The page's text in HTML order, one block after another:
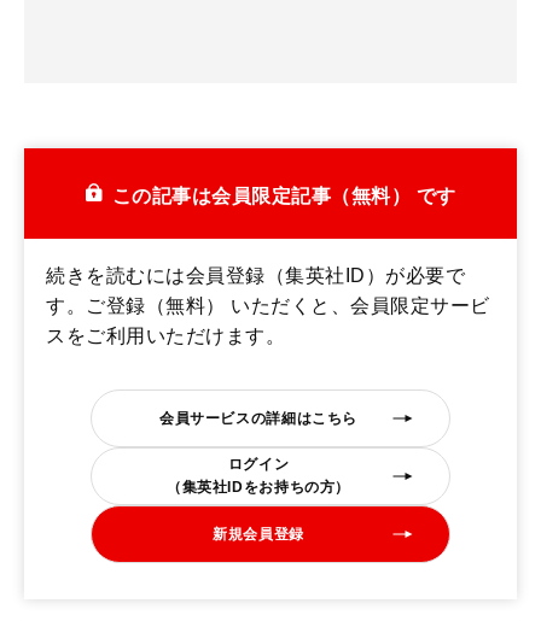
この記事は会員限定記事（無料） です
続きを読むには会員登録（集英社ID）が必要で
す。ご登録（無料） いただくと、会員限定サービ
スをご利用いただけます。
会員サービスの詳細はこちら
ログイン
（集英社IDをお持ちの方）
新規会員登録